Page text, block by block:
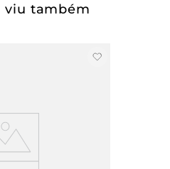
viu também